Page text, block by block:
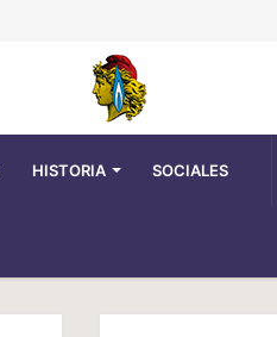
HISTORIA SOCIALES